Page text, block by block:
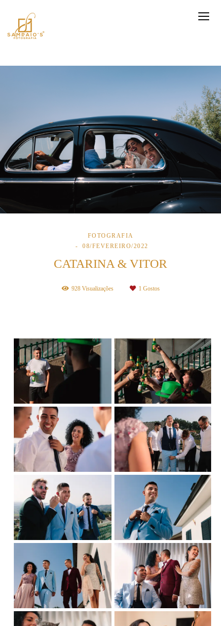
FOTOGRAFIA
08/FEVEREIRO/2022
CATARINA & VITOR
928Visualizações 1 Gostos